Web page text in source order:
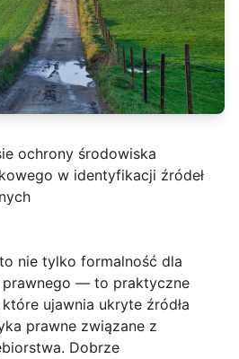
ochrony środowiska
w identyfikacji źródeł
to nie tylko formalność dla
prawnego — to praktyczne
ujawnia ukryte źródła
prawne związane z
Dobrze